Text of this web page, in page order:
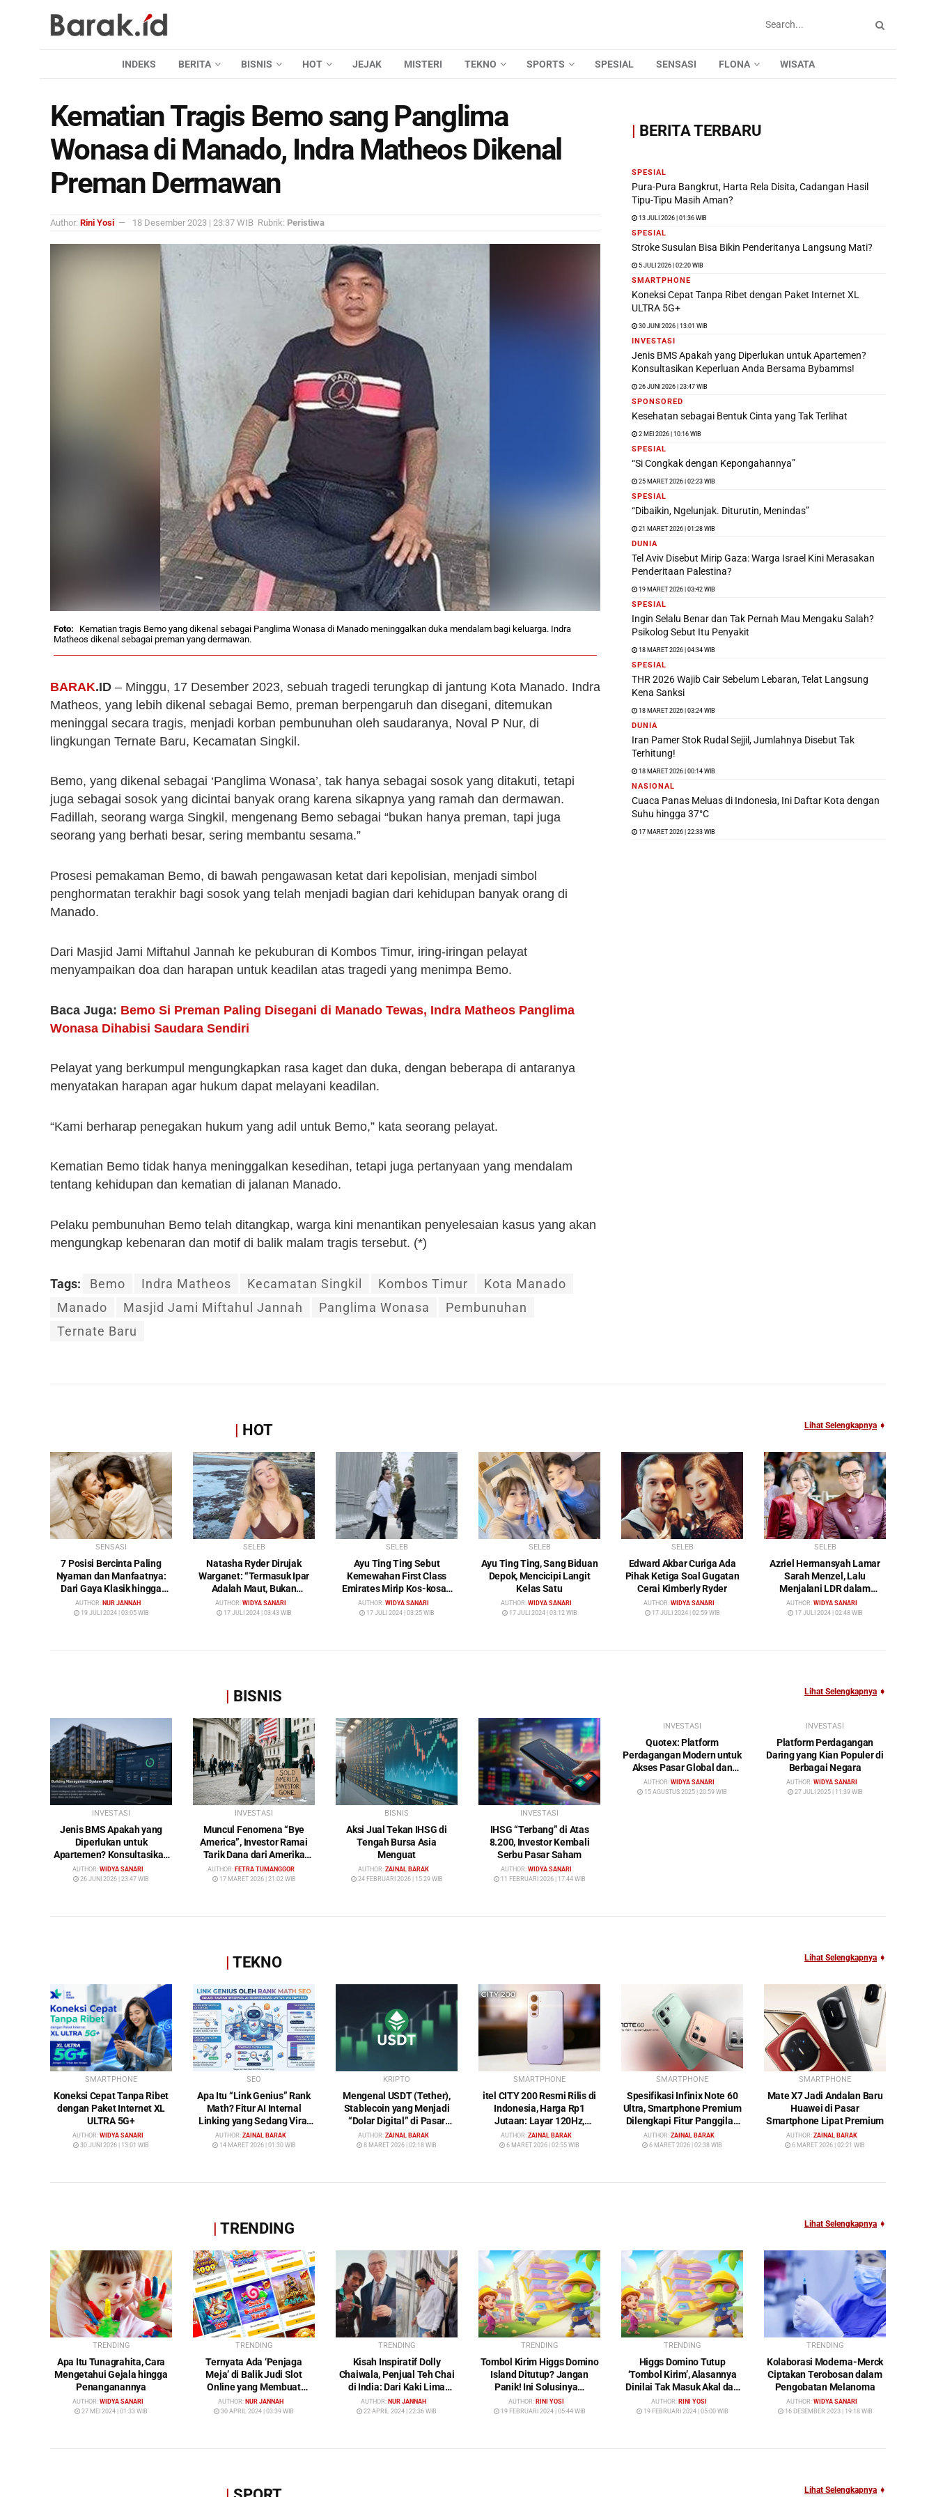
INDEKS BERITA BISNIS HOT JEJAK MISTERI TEKNO SPORTS SPESIAL SENSASI FLONA WISATA
Kematian Tragis Bemo sang Panglima
Wonasa di Manado, Indra Matheos Dikenal
Preman Dermawan
Author: Rini Yosi 18 Desember 2023 | 23:37 WIB Rubrik: Peristiwa
Kematian tragis Bemo yang dikenal sebagai Panglima Wonasa di Manado meninggalkan duka mendalam bagi keluarga. Indra
Matheos dikenal sebagai preman yang dermawan.
BARAK.ID – Minggu, 17 Desember 2023, sebuah tragedi terungkap di jantung Kota Manado. Indra
Matheos, yang lebih dikenal sebagai Bemo, preman berpengaruh dan disegani, ditemukan
meninggal secara tragis, menjadi korban pembunuhan oleh saudaranya, Noval P Nur, di
lingkungan Ternate Baru, Kecamatan Singkil.
Bemo, yang dikenal sebagai ‘Panglima Wonasa’, tak hanya sebagai sosok yang ditakuti, tetapi
juga sebagai sosok yang dicintai banyak orang karena sikapnya yang ramah dan dermawan.
Fadillah, seorang warga Singkil, mengenang Bemo sebagai “bukan hanya preman, tapi juga
seorang yang berhati besar, sering membantu sesama.”
Prosesi pemakaman Bemo, di bawah pengawasan ketat dari kepolisian, menjadi simbol
penghormatan terakhir bagi sosok yang telah menjadi bagian dari kehidupan banyak orang di
Manado.
Dari Masjid Jami Miftahul Jannah ke pekuburan di Kombos Timur, iring-iringan pelayat
menyampaikan doa dan harapan untuk keadilan atas tragedi yang menimpa Bemo.
Baca Juga: Bemo Si Preman Paling Disegani di Manado Tewas, Indra Matheos Panglima
Wonasa Dihabisi Saudara Sendiri
Pelayat yang berkumpul mengungkapkan rasa kaget dan duka, dengan beberapa di antaranya
menyatakan harapan agar hukum dapat melayani keadilan.
“Kami berharap penegakan hukum yang adil untuk Bemo,” kata seorang pelayat.
Kematian Bemo tidak hanya meninggalkan kesedihan, tetapi juga pertanyaan yang mendalam
tentang kehidupan dan kematian di jalanan Manado.
Pelaku pembunuhan Bemo telah ditangkap, warga kini menantikan penyelesaian kasus yang akan
mengungkap kebenaran dan motif di balik malam tragis tersebut. (*)
Tags: Bemo Indra Matheos Kecamatan Singkil Kombos Timur
Kota Manado
Manado
Masjid Jami Miftahul Jannah Panglima Wonasa
Pembunuhan
Ternate Baru
| BERITA TERBARU
SPESIAL
Pura-Pura Bangkrut, Harta Rela Disita, Cadangan Hasil
Tipu-Tipu Masih Aman?
13 JULI 2026 | 01:36 WIB
SPESIAL
Stroke Susulan Bisa Bikin Penderitanya Langsung Mati?
5 JULI 2026 | 02:20 WIB
SMARTPHONE
Koneksi Cepat Tanpa Ribet dengan Paket Internet XL
ULTRA 5G+
30 JUNI 2026 | 13:01 WIB
INVESTASI
Jenis BMS Apakah yang Diperlukan untuk Apartemen?
Konsultasikan Keperluan Anda Bersama Bybamms!
26 JUNI 2026 | 23:47 WIB
SPONSORED
Kesehatan sebagai Bentuk Cinta yang Tak Terlihat
2 MEI 2026 | 10:16 WIB
SPESIAL
“Si Congkak dengan Kepongahannya”
25 MARET 2026 | 02:23 WIB
SPESIAL
“Dibaikin, Ngelunjak. Diturutin, Menindas”
21 MARET 2026 | 01:28 WIB
DUNIA
Tel Aviv Disebut Mirip Gaza: Warga Israel Kini Merasakan
Penderitaan Palestina?
19 MARET 2026 | 03:42 WIB
SPESIAL
Ingin Selalu Benar dan Tak Pernah Mau Mengaku Salah?
Psikolog Sebut Itu Penyakit
18 MARET 2026 | 04:34 WIB
SPESIAL
THR 2026 Wajib Cair Sebelum Lebaran, Telat Langsung
Kena Sanksi
18 MARET 2026 | 03:24 WIB
DUNIA
Iran Pamer Stok Rudal Sejjil, Jumlahnya Disebut Tak
Terhitung!
18 MARET 2026 | 00:14 WIB
NASIONAL
Cuaca Panas Meluas di Indonesia, Ini Daftar Kota dengan
Suhu hingga 37°C
17 MARET 2026 | 22:33 WIB
| HOT Lihat Selengkapnya ➧
SENSASI
7 Posisi Bercinta Paling
Nyaman dan Manfaatnya:
Dari Gaya Klasik hingga
Gunting
AUTHOR: NUR JANNAH
19 JULI 2024 | 03:05 WIB
SELEB
Natasha Ryder Dirujak
Warganet: “Termasuk Ipar
Adalah Maut, Bukan
Mendamaikan Malah
Menyiram Bensin”
AUTHOR: WIDYA SANARI
17 JULI 2024 | 03:43 WIB
SELEB
Ayu Ting Ting Sebut
Kemewahan First Class
Emirates Mirip Kos-kosan
Mewah
AUTHOR: WIDYA SANARI
17 JULI 2024 | 03:25 WIB
SELEB
Ayu Ting Ting, Sang Biduan
Depok, Mencicipi Langit
Kelas Satu
AUTHOR: WIDYA SANARI
17 JULI 2024 | 03:12 WIB
SELEB
Edward Akbar Curiga Ada
Pihak Ketiga Soal Gugatan
Cerai Kimberly Ryder
AUTHOR: WIDYA SANARI
17 JULI 2024 | 02:59 WIB
SELEB
Azriel Hermansyah Lamar
Sarah Menzel, Lalu
Menjalani LDR dalam
Waktu yang Cukup Lama
AUTHOR: WIDYA SANARI
17 JULI 2024 | 02:48 WIB
| BISNIS Lihat Selengkapnya ➧
INVESTASI
Jenis BMS Apakah yang
Diperlukan untuk
Apartemen? Konsultasikan
Keperluan Anda Bersama
Bybamms!
AUTHOR: WIDYA SANARI
26 JUNI 2026 | 23:47 WIB
INVESTASI
Muncul Fenomena “Bye
America”, Investor Ramai
Tarik Dana dari Amerika
Serikat: Wall Street Mulai
Ditinggalkan
AUTHOR: FETRA TUMANGGOR
17 MARET 2026 | 21:02 WIB
BISNIS
Aksi Jual Tekan IHSG di
Tengah Bursa Asia
Menguat
AUTHOR: ZAINAL BARAK
24 FEBRUARI 2026 | 15:29 WIB
INVESTASI
IHSG “Terbang” di Atas
8.200, Investor Kembali
Serbu Pasar Saham
AUTHOR: WIDYA SANARI
11 FEBRUARI 2026 | 17:44 WIB
INVESTASI
Quotex: Platform
Perdagangan Modern untuk
Akses Pasar Global dan
Investasi Cerdas
AUTHOR: WIDYA SANARI
15 AGUSTUS 2025 | 20:59 WIB
INVESTASI
Platform Perdagangan
Daring yang Kian Populer di
Berbagai Negara
AUTHOR: WIDYA SANARI
27 JULI 2025 | 11:39 WIB
| TEKNO Lihat Selengkapnya ➧
SMARTPHONE
Koneksi Cepat Tanpa Ribet
dengan Paket Internet XL
ULTRA 5G+
AUTHOR: WIDYA SANARI
30 JUNI 2026 | 13:01 WIB
SEO
Apa Itu “Link Genius” Rank
Math? Fitur AI Internal
Linking yang Sedang Viral
di Dunia SEO
AUTHOR: ZAINAL BARAK
14 MARET 2026 | 01:30 WIB
KRIPTO
Mengenal USDT (Tether),
Stablecoin yang Menjadi
“Dolar Digital” di Pasar
Kripto
AUTHOR: ZAINAL BARAK
8 MARET 2026 | 02:18 WIB
SMARTPHONE
itel CITY 200 Resmi Rilis di
Indonesia, Harga Rp1
Jutaan: Layar 120Hz,
Kamera 50MP, NFC dan
Baterai 5200 mAh
AUTHOR: ZAINAL BARAK
6 MARET 2026 | 02:55 WIB
SMARTPHONE
Spesifikasi Infinix Note 60
Ultra, Smartphone Premium
Dilengkapi Fitur Panggilan
Satelit
AUTHOR: ZAINAL BARAK
6 MARET 2026 | 02:38 WIB
SMARTPHONE
Mate X7 Jadi Andalan Baru
Huawei di Pasar
Smartphone Lipat Premium
AUTHOR: ZAINAL BARAK
6 MARET 2026 | 02:21 WIB
| TRENDING Lihat Selengkapnya ➧
TRENDING
Apa Itu Tunagrahita, Cara
Mengetahui Gejala hingga
Penanganannya
AUTHOR: WIDYA SANARI
27 MEI 2024 | 01:33 WIB
TRENDING
Ternyata Ada ‘Penjaga
Meja’ di Balik Judi Slot
Online yang Membuat
Pemain Tak Pernah
Menang!
AUTHOR: NUR JANNAH
30 APRIL 2024 | 03:39 WIB
TRENDING
Kisah Inspiratif Dolly
Chaiwala, Penjual Teh Chai
di India: Dari Kaki Lima
Menuju Kehidupan Mewah
AUTHOR: NUR JANNAH
22 APRIL 2024 | 22:36 WIB
TRENDING
Tombol Kirim Higgs Domino
Island Ditutup? Jangan
Panik! Ini Solusinya…
AUTHOR: RINI YOSI
19 FEBRUARI 2024 | 05:44 WIB
TRENDING
Higgs Domino Tutup
‘Tombol Kirim’, Alasannya
Dinilai Tak Masuk Akal dan
Rugikan Pengguna
AUTHOR: RINI YOSI
19 FEBRUARI 2024 | 05:00 WIB
TRENDING
Kolaborasi Moderna-Merck
Ciptakan Terobosan dalam
Pengobatan Melanoma
AUTHOR: WIDYA SANARI
16 DESEMBER 2023 | 19:18 WIB
Lihat Selengkapnya ➧